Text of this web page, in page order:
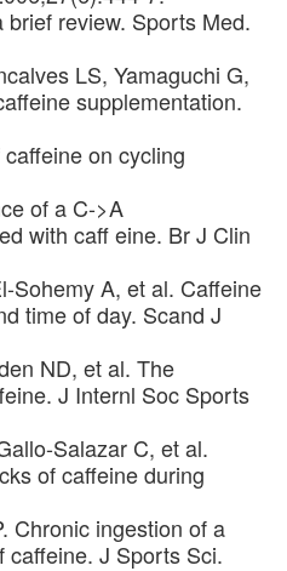
review. Sports Med.
LS, Yamaguchi G,
supplementation.
on cycling
of a C->A
with caff eine. Br J Clin
Sohemy A, et al. Caffeine
time of day. Scand J
ND, et al. The
J Internl Soc Sports
Salazar C, et al.
of caffeine during
Chronic ingestion of a
caffeine. J Sports Sci.